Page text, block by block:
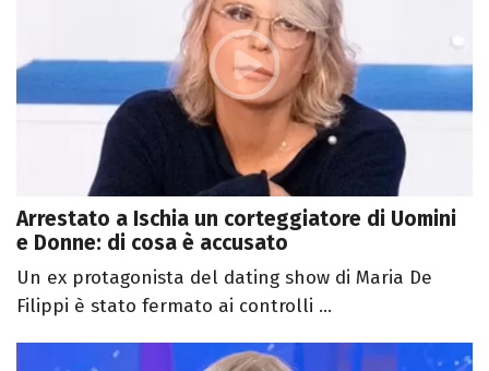
Arrestato a Ischia un corteggiatore di Uomini
e Donne: di cosa è accusato
Un ex protagonista del dating show di Maria De
Filippi è stato fermato ai controlli ...